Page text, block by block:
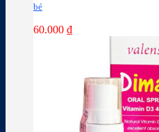
bé
60.000 ₫